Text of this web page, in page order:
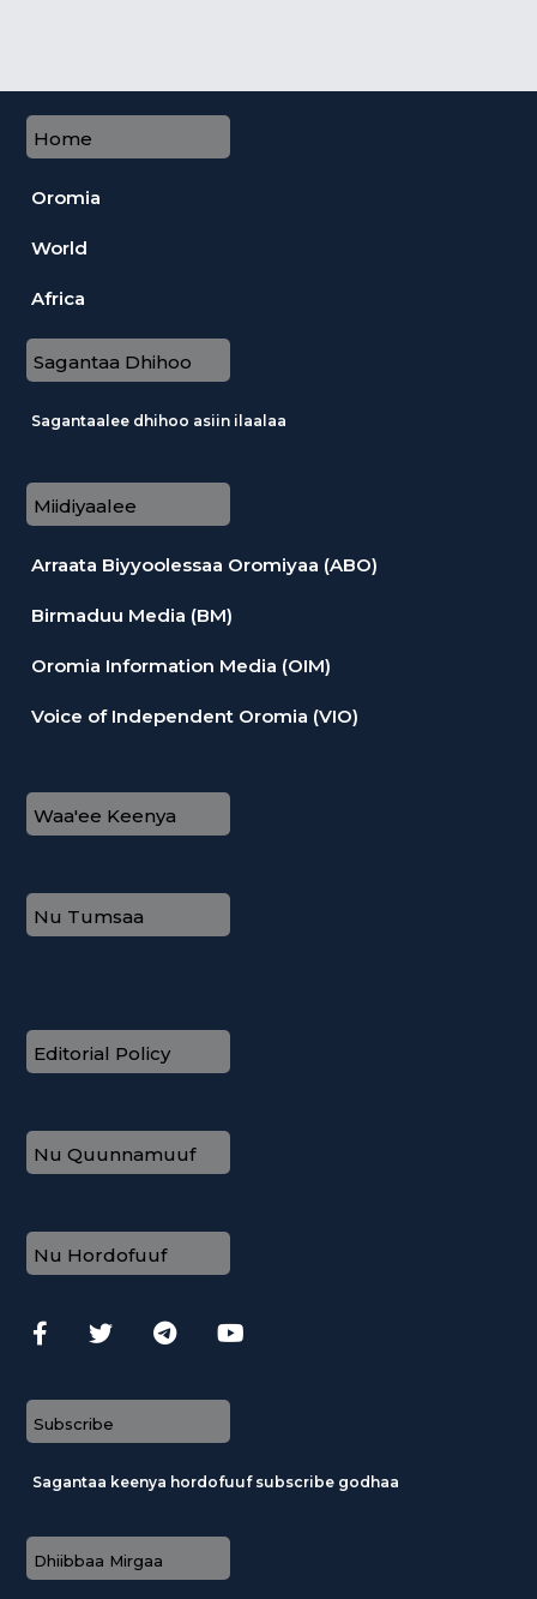
Home
Oromia
World
Africa
Sagantaa Dhihoo
Sagantaalee dhihoo asiin ilaalaa
Miidiyaalee
Arraata Biyyoolessaa Oromiyaa (ABO)
Birmaduu Media (BM)
Oromia Information Media (OIM)
Voice of Independent Oromia (VIO)
Waa'ee Keenya
Nu Tumsaa
Editorial Policy
Nu Quunnamuuf
Nu Hordofuuf
Subscribe
Sagantaa keenya hordofuuf subscribe godhaa
Dhiibbaa Mirgaa